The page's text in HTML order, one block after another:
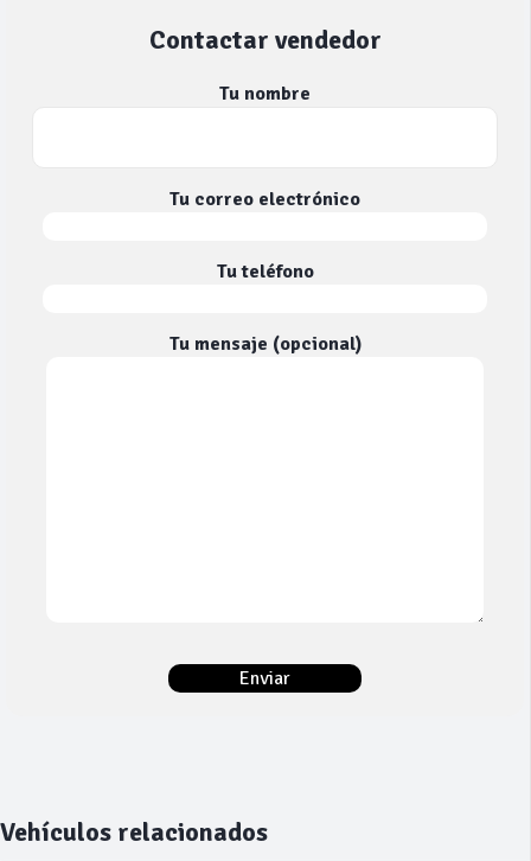
Contactar vendedor
Tu nombre
Tu correo electrónico
Tu teléfono
Tu mensaje (opcional)
Vehículos relacionados